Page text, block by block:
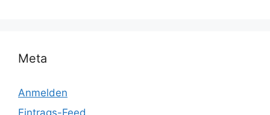
Meta
Anmelden
Eintrags-Feed